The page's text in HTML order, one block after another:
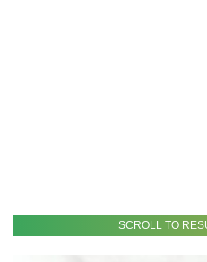
SCROLL TO